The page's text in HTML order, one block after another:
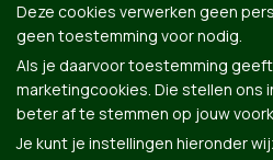
Deze cookies verwerken geen
geen toestemming voor nodig.
Als je daarvoor toestemming
marketingcookies. Die stellen ons
beter af te stemmen op jouw
Je kunt je instellingen hieronder